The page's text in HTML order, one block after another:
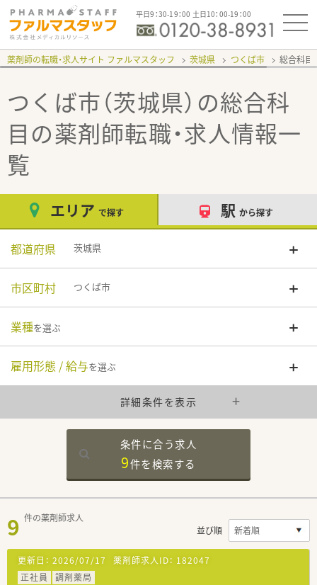
平日9：30-19：00 土日10：00-19：00
薬剤師の転職・求人サイト ファルマスタッフ 茨城県 つくば市 総合科目
つくば市（茨城県）の総合科
目の薬剤師転職・求人情報一
覧
エリア で探す 駅 から探す
都道府県 茨城県
市区町村 つくば市
業種を選ぶ
雇用形態 / 給与を選ぶ
詳細条件を表示
条件に合う求人
9件を検索する
9 件の薬剤師求人
並び順
更新日： 2026/07/17 薬剤師求人ID： 182047
正社員
調剤薬局